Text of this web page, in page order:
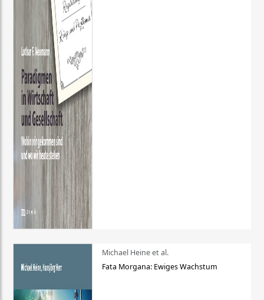
Michael Heine et al.
Fata Morgana: Ewiges Wachstum